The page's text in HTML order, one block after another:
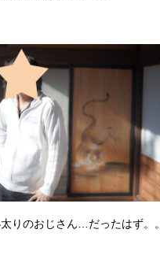
りのおじさん…だったはず。。